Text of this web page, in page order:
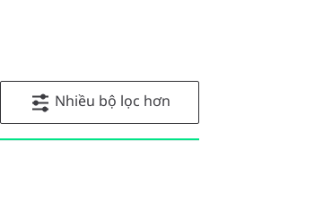
Nhiều bộ lọc hơn